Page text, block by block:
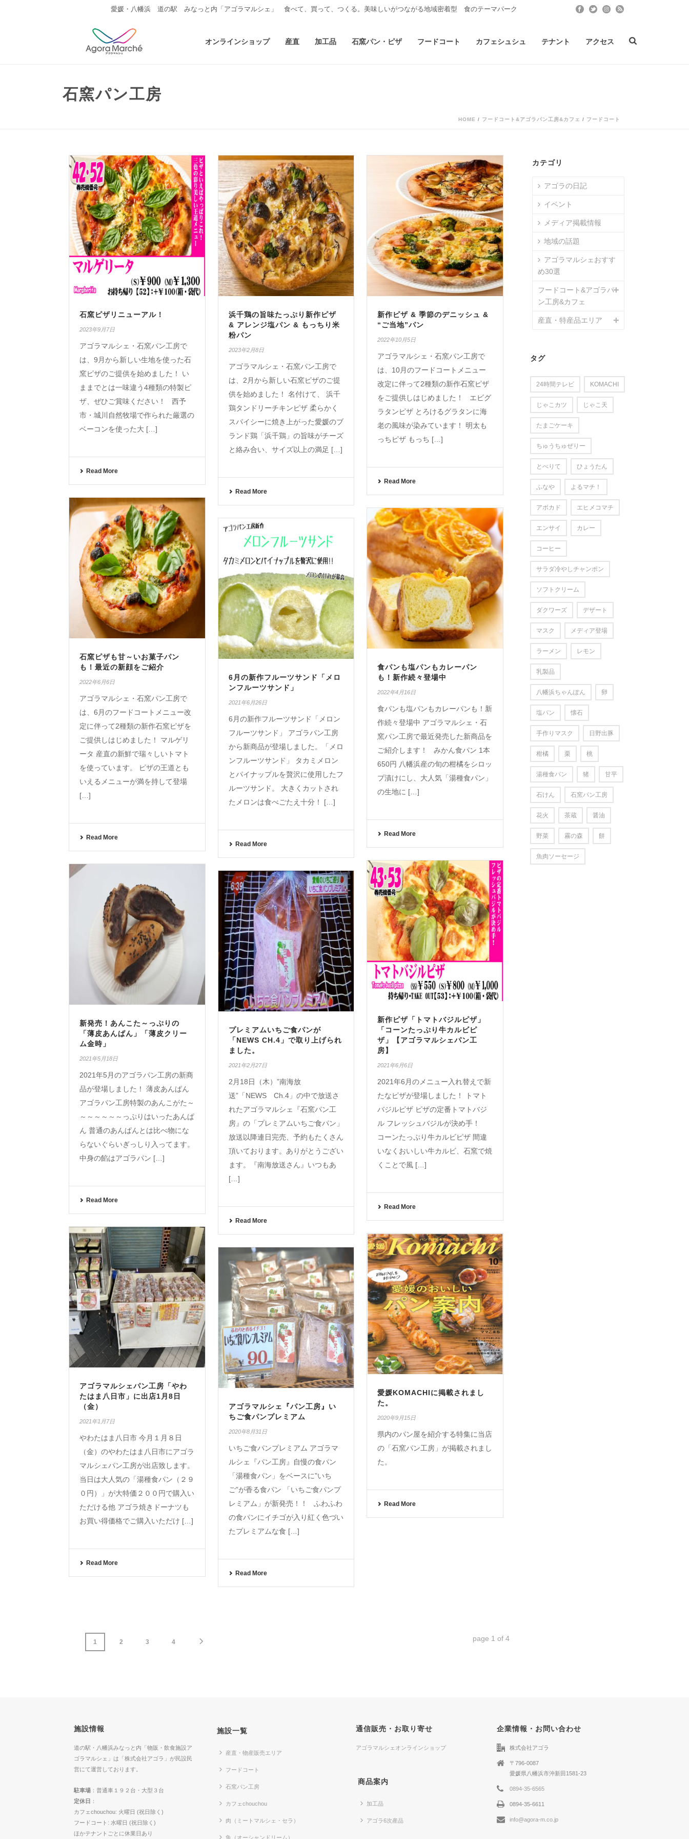
愛媛・八幡浜 道の駅 みなっと内「アゴラマルシェ」 食べて、買って、つくる。美味しいがつながる地域密着型 食のテーマパーク
オンラインショップ 産直 加工品 石窯パン・ピザ フードコート カフェシュシュ テナント アクセス
石窯パン工房
HOME / フードコート&アゴラパン工房&カフェ / フードコート
石窯ピザリニューアル！
2023年9月7日
アゴラマルシェ・石窯パン工房で
は、9月から新しい生地を使った石
窯ピザのご提供を始めました！ い
ままでとは一味違う4種類の特製ピ
ザ、ぜひご賞味ください！ 西予
市・城川自然牧場で作られた厳選の
ベーコンを使った大 […]
Read More
浜千鶏の旨味たっぷり新作ピザ
& アレンジ塩パン & もっちり米
粉パン
2023年2月8日
アゴラマルシェ・石窯パン工房で
は、2月から新しい石窯ピザのご提
供を始めました！ 名付けて、 浜千
鶏タンドリーチキンピザ 柔らかく
スパイシーに焼き上がった愛媛のブ
ランド鶏「浜千鶏」の旨味がチーズ
と絡み合い、サイズ以上の満足 […]
Read More
新作ピザ & 季節のデニッシュ &
“ご当地”パン
2022年10月5日
アゴラマルシェ・石窯パン工房で
は、10月のフードコートメニュー
改定に伴って2種類の新作石窯ピザ
をご提供しはじめました！ エビグ
ラタンピザ とろけるグラタンに海
老の風味が染みています！ 明太も
っちピザ もっち […]
Read More
石窯ピザも甘～いお菓子パン
も！最近の新顔をご紹介
2022年6月6日
アゴラマルシェ・石窯パン工房で
は、6月のフードコートメニュー改
定に伴って2種類の新作石窯ピザを
ご提供しはじめました！ マルゲリ
ータ 産直の新鮮で瑞々しいトマト
を使っています。 ピザの王道とも
いえるメニューが満を持して登場
[…]
Read More
食パンも塩パンもカレーパン
も！新作続々登場中
2022年4月16日
食パンも塩パンもカレーパンも！新
作続々登場中 アゴラマルシェ・石
窯パン工房で最近発売した新商品を
ご紹介します！ みかん食パン 1本
650円 八幡浜産の旬の柑橘をシロッ
プ漬けにし、大人気「湯種食パン」
の生地に […]
Read More
6月の新作フルーツサンド「メロ
ンフルーツサンド」
2021年6月26日
6月の新作フルーツサンド「メロン
フルーツサンド」 アゴラパン工房
から新商品が登場しました。「メロ
ンフルーツサンド」 タカミメロン
とパイナップルを贅沢に使用したフ
ルーツサンド。 大きくカットされ
たメロンは食べごたえ十分！ […]
Read More
新作ピザ「トマトバジルピザ」
「コーンたっぷり牛カルビピ
ザ」【アゴラマルシェパン工
房】
2021年6月6日
2021年6月のメニュー入れ替えで新
たなピザが登場しました！ トマト
バジルピザ ピザの定番トマトバジ
ル フレッシュバジルが決め手！
コーンたっぷり牛カルビピザ 間違
いなくおいしい牛カルビ、石窯で焼
くことで風 […]
Read More
新発売！あんこた～っぷりの
「薄皮あんぱん」「薄皮クリー
ム金時」
2021年5月18日
2021年5月のアゴラパン工房の新商
品が登場しました！ 薄皮あんぱん
アゴラパン工房特製のあんこがた～
～～～～～～っぷりはいったあんぱ
ん 普通のあんぱんとは比べ物にな
らないぐらいぎっしり入ってます。
中身の餡はアゴラパン […]
Read More
プレミアムいちご食パンが
「NEWS CH.4」で取り上げられ
ました。
2021年2月27日
2月18日（木）”南海放
送”「NEWS Ch.4」の中で放送さ
れたアゴラマルシェ『石窯パン工
房』の「プレミアムいちご食パン」
放送以降連日完売、予約もたくさん
頂いております。ありがとうござい
ます。『南海放送さん』いつもあ
[…]
Read More
アゴラマルシェパン工房「やわ
たはま八日市」に出店1月8日
（金）
2021年1月7日
やわたはま八日市 今月１月８日
（金）のやわたはま八日市にアゴラ
マルシェパン工房が出店致します。
当日は大人気の「湯種食パン（２９
０円）」が大特価２００円で購入い
ただける他 アゴラ焼きドーナツも
お買い得価格でご購入いただけ […]
Read More
愛媛KOMACHIに掲載されまし
た。
2020年9月15日
県内のパン屋を紹介する特集に当店
の「石窯パン工房」が掲載されまし
た。
Read More
アゴラマルシェ『パン工房』い
ちご食パンプレミアム
2020年8月31日
いちご食パンプレミアム アゴラマ
ルシェ『パン工房』自慢の食パン
「湯種食パン」をベースに”いち
ご”が香る食パン 「いちご食パンプ
レミアム」が新発売！！ ふわふわ
の食パンにイチゴが入り紅く色づい
たプレミアムな食 […]
Read More
1 2 3 4 page 1 of 4
カテゴリ
アゴラの日記
イベント
メディア掲載情報
地域の話題
アゴラマルシェおすす
め30選
フードコート&アゴラパ
ン工房&カフェ
産直・特産品エリア
タグ
24時間テレビ KOMACHI
じゃこカツ じゃこ天
たまごケーキ
ちゅうちゅぜりー
とべりて ひょうたん
ふなや よるマチ！
アボカド エヒメコマチ
エンサイ カレー
コーヒー
サラダ冷やしチャンポン
ソフトクリーム
ダクワーズ デザート
マスク メディア登場
ラーメン レモン
乳製品
八幡浜ちゃんぽん 卵
塩パン 懐石
手作りマスク 日野出豚
柑橘 栗 桃
湯種食パン 猪 甘平
石けん 石窯パン工房
花火 茶蔵 醤油
野菜 霧の森 餅
魚肉ソーセージ
施設情報
道の駅・八幡浜みなっと内「物販・飲食施設ア
ゴラマルシェ」は「株式会社アゴラ」が民設民
営にて運営しております。
駐車場 ：普通車１９２台・大型３台
定休日 ：
カフェchouchou: 火曜日 (祝日除く)
フードコート: 水曜日 (祝日除く)
ほかテナントごとに休業日あり
施設一覧
産直・物産販売エリア
フードコート
石窯パン工房
カフェchouchou
肉（ミートマルシェ・セラ）
魚（オーシャンドリーム）
通信販売・お取り寄せ
アゴラマルシェオンラインショップ
商品案内
加工品
アゴラ6次産品
企業情報・お問い合わせ
株式会社アゴラ
〒796-0087
愛媛県八幡浜市沖新田1581-23
0894-35-6565
0894-35-6611
info@agora-m.co.jp